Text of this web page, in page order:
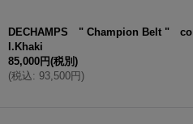
DECHAMPS " Champion Belt " co
l.Khaki
85,000円(税別)
(税込: 93,500円)